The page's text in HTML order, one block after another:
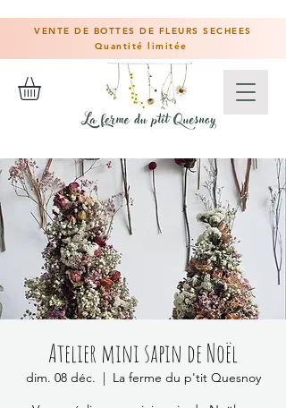
VENTE DE BOTTES DE FLEURS SECHEES
Quantité limitée
Atelier mini sapin de Noël
dim. 08 déc.
  |
La ferme du p'tit Quesnoy